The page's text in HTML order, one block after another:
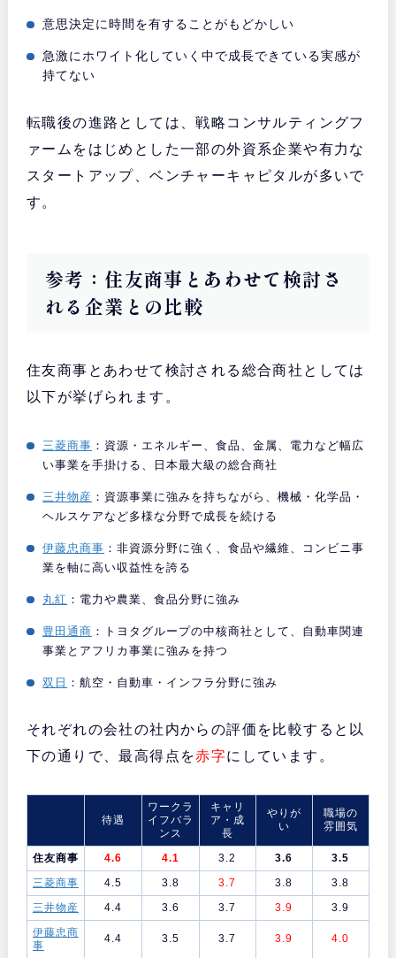
意思決定に時間を有することがもどかしい
急激にホワイト化していく中で成長できている実感が
持てない
転職後の進路としては、戦略コンサルティングフ
ァームをはじめとした一部の外資系企業や有力な
スタートアップ、ベンチャーキャピタルが多いで
す。
参考：住友商事とあわせて検討さ
れる企業との比較
住友商事とあわせて検討される総合商社としては
以下が挙げられます。
三菱商事 ：資源・エネルギー、食品、金属、電力など幅広
い事業を手掛ける、日本最大級の総合商社
三井物産 ：資源事業に強みを持ちながら、機械・化学品・
ヘルスケアなど多様な分野で成長を続ける
伊藤忠商事 ：非資源分野に強く、食品や繊維、コンビニ事
業を軸に高い収益性を誇る
丸紅 ：電力や農業、食品分野に強み
豊田通商 ：トヨタグループの中核商社として、自動車関連
事業とアフリカ事業に強みを持つ
双日 ：航空・自動車・インフラ分野に強み
それぞれの会社の社内からの評価を比較すると以
下の通りで、最高得点を赤字にしています。
待遇
ワークラ
イフバラ
ンス
キャリ
ア・成
長
やりが
い
職場の
雰囲気
住友商事 4.6 4.1 3.2 3.6
3.5
三菱商事
4.5 3.8 3.7 3.8
3.8
三井物産
4.4 3.6 3.7 3.9
3.9
伊藤忠商
事
4.4 3.5 3.7 3.9 4.0